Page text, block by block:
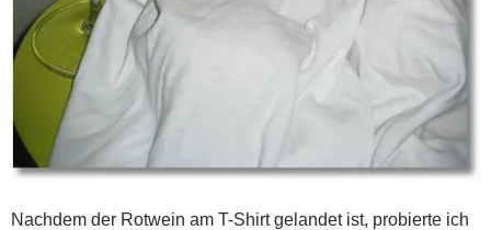
Nachdem der Rotwein am T-Shirt gelandet ist, probierte ich